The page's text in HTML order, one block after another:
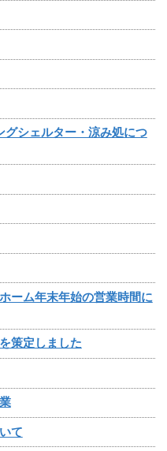
シェルター・涼み処につ
ーム年末年始の営業時間に
策定しました
て